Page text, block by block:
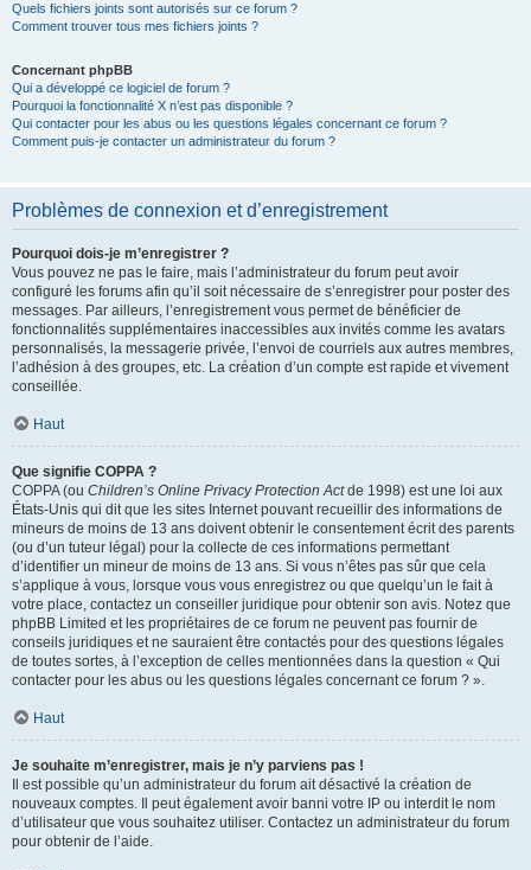
Quels fichiers joints sont autorisés sur ce forum ?
Comment trouver tous mes fichiers joints ?
Concernant phpBB
Qui a développé ce logiciel de forum ?
Pourquoi la fonctionnalité X n’est pas disponible ?
Qui contacter pour les abus ou les questions légales concernant ce forum ?
Comment puis-je contacter un administrateur du forum ?
Problèmes de connexion et d’enregistrement
Pourquoi dois-je m’enregistrer ?
Vous pouvez ne pas le faire, mais l’administrateur du forum peut avoir
configuré les forums afin qu’il soit nécessaire de s’enregistrer pour poster des
messages. Par ailleurs, l’enregistrement vous permet de bénéficier de
fonctionnalités supplémentaires inaccessibles aux invités comme les avatars
personnalisés, la messagerie privée, l’envoi de courriels aux autres membres,
l’adhésion à des groupes, etc. La création d’un compte est rapide et vivement
conseillée.
Haut
Que signifie COPPA ?
COPPA (ou Children’s Online Privacy Protection Actde 1998) est une loi aux
États-Unis qui dit que les sites Internet pouvant recueillir des informations de
mineurs de moins de 13 ans doivent obtenir le consentement écrit des parents
(ou d’un tuteur légal) pour la collecte de ces informations permettant
d’identifier un mineur de moins de 13 ans. Si vous n’êtes pas sûr que cela
s’applique à vous, lorsque vous vous enregistrez ou que quelqu’un le fait à
votre place, contactez un conseiller juridique pour obtenir son avis. Notez que
phpBB Limited et les propriétaires de ce forum ne peuvent pas fournir de
conseils juridiques et ne sauraient être contactés pour des questions légales
de toutes sortes, à l’exception de celles mentionnées dans la question « Qui
contacter pour les abus ou les questions légales concernant ce forum ? ».
Haut
Je souhaite m’enregistrer, mais je n’y parviens pas !
Il est possible qu’un administrateur du forum ait désactivé la création de
nouveaux comptes. Il peut également avoir banni votre IP ou interdit le nom
d’utilisateur que vous souhaitez utiliser. Contactez un administrateur du forum
pour obtenir de l’aide.